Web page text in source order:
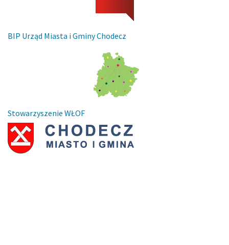
BIP Urząd Miasta i Gminy Chodecz
Stowarzyszenie WŁOF